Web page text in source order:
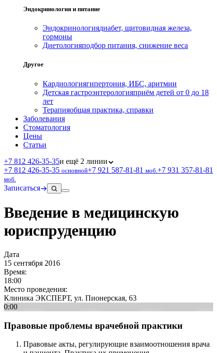
Эндокринология и питание
Эндокринологиядиабет, щитовидная железа,
гормоны
Диетологияподбор питания, снижение веса
Другое
Кардиологиягипертония, ИБС, аритмии
Детская гастроэнтерологияприём детей от 0 до 18
лет
Терапияобщая практика, справки
Заболевания
Стоматология
Цены
Статьи
+7 812 426‑35‑35и ещё 2 линии
+7 812 426‑35‑35 основной+7 921 587‑81‑81 моб. +7 931 357‑81‑81
моб.
Записаться
Введение в медицинскую
юриспруденцию
Дата
15 сентября 2016
Время:
18:00
Место проведения:
Клиника ЭКСПЕРТ, ул. Пионерская, 63
0:00
Правовые проблемы врачебной практики
Правовые акты, регулирующие взаимоотношения врача